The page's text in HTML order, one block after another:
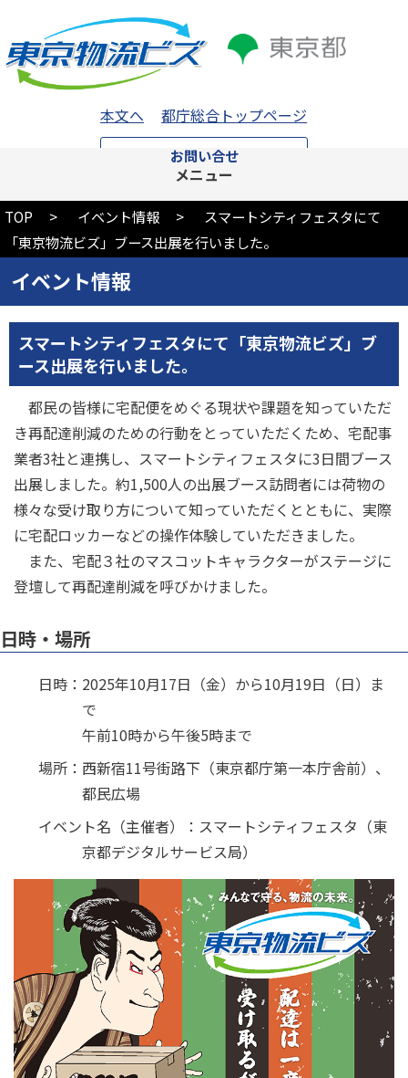
本文へ 都庁総合トップページ
お問い合せ
メニュー
TOP イベント情報
スマートシティフェスタにて
「東京物流ビズ」ブース出展を行いました。
イベント情報
スマートシティフェスタにて「東京物流ビズ」ブ
ース出展を行いました。
都民の皆様に宅配便をめぐる現状や課題を知っていただ
き再配達削減のための行動をとっていただくため、宅配事
業者3社と連携し、スマートシティフェスタに3日間ブース
出展しました。約1,500人の出展ブース訪問者には荷物の
様々な受け取り方について知っていただくとともに、実際
に宅配ロッカーなどの操作体験していただきました。
また、宅配３社のマスコットキャラクターがステージに
登壇して再配達削減を呼びかけました。
日時・場所
日時： 2025年10月17日（金）から10月19日（日）ま
で
午前10時から午後5時まで
場所： 西新宿11号街路下（東京都庁第一本庁舎前）、
都民広場
イベント名（主催者）： スマートシティフェスタ（東
京都デジタルサービス局）